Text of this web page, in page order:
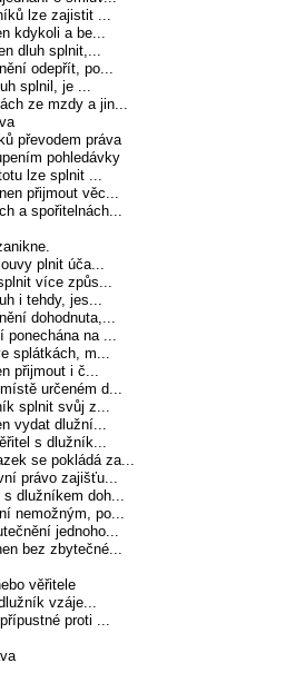
lze zajistit ...
kdykoli a be...
dluh splnit,...
odepřít, po...
splnil, je ...
ze mzdy a jin...
převodem práva
pohledávky
lze splnit ...
přijmout věc...
a spořitelnách...
plnit úča...
více způs...
i tehdy, jes...
dohodnuta,...
ponechána na ...
splátkách, m...
přijmout i č...
určeném d...
splnit svůj z...
vydat dlužní...
s dlužník...
se pokládá za...
právo zajišťu...
dlužníkem doh...
nemožným, po...
jednoho...
bez zbytečné...
věřitele
vzáje...
proti ...